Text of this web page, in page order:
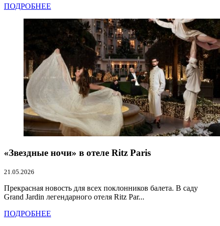
ПОДРОБНЕЕ
«Звездные ночи» в отеле Ritz Paris
21.05.2026
Прекрасная новость для всех поклонников балета. В саду
Grand Jardin легендарного отеля Ritz Par...
ПОДРОБНЕЕ